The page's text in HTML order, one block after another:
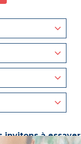
invitons à essayer